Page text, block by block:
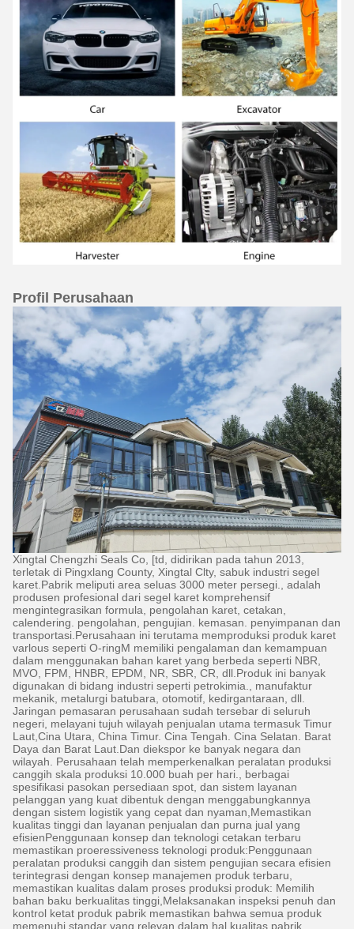
Tinggalkan pesan
Kami akan segera menghubungi
Anda kembali!
Kirimkan
Profil Perusahaan
Xingtal Chengzhi Seals Co, [td, didirikan pada tahun 2013,
terletak di Pingxlang County, Xingtal Clty, sabuk industri segel
karet.Pabrik meliputi area seluas 3000 meter persegi., adalah
produsen profesional dari segel karet komprehensif
mengintegrasikan formula, pengolahan karet, cetakan,
calendering. pengolahan, pengujian. kemasan. penyimpanan dan
transportasi.Perusahaan ini terutama memproduksi produk karet
varlous seperti O-ringM memiliki pengalaman dan kemampuan
dalam menggunakan bahan karet yang berbeda seperti NBR,
MVO, FPM, HNBR, EPDM, NR, SBR, CR, dll.Produk ini banyak
digunakan di bidang industri seperti petrokimia., manufaktur
mekanik, metalurgi batubara, otomotif, kedirgantaraan, dll.
Jaringan pemasaran perusahaan sudah tersebar di seluruh
negeri, melayani tujuh wilayah penjualan utama termasuk Timur
Laut,Cina Utara, China Timur. Cina Tengah. Cina Selatan. Barat
Daya dan Barat Laut.Dan diekspor ke banyak negara dan
wilayah. Perusahaan telah memperkenalkan peralatan produksi
canggih skala produksi 10.000 buah per hari., berbagai
spesifikasi pasokan persediaan spot, dan sistem layanan
pelanggan yang kuat dibentuk dengan menggabungkannya
dengan sistem logistik yang cepat dan nyaman,Memastikan
kualitas tinggi dan layanan penjualan dan purna jual yang
efisienPenggunaan konsep dan teknologi cetakan terbaru
memastikan proeressiveness teknologi produk:Penggunaan
peralatan produksi canggih dan sistem pengujian secara efisien
terintegrasi dengan konsep manajemen produk terbaru,
memastikan kualitas dalam proses produksi produk: Memilih
bahan baku berkualitas tinggi,Melaksanakan inspeksi penuh dan
kontrol ketat produk pabrik memastikan bahwa semua produk
memenuhi standar yang relevan dalam hal kualitas pabrik,